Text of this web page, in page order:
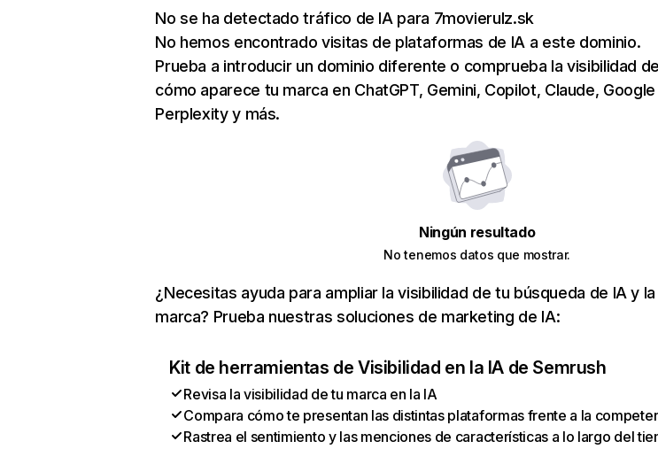
No se ha detectado tráfico de IA para 7movierulz.sk
No hemos encontrado visitas de plataformas de IA a este dominio.
Prueba a introducir un dominio diferente o comprueba la visibilidad
cómo aparece tu marca en ChatGPT, Gemini, Copilot, Claude,
Perplexity y más.
Ningún resultado
No tenemos datos que mostrar.
¿Necesitas ayuda para ampliar la visibilidad de tu búsqueda de IA y
marca? Prueba nuestras soluciones de marketing de IA:
Kit de herramientas de Visibilidad en la IA de Semrush
Revisa la visibilidad de tu marca en la IA
Compara cómo te presentan las distintas plataformas frente a la
Rastrea el sentimiento y las menciones de características a lo largo del